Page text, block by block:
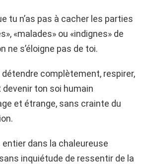
tu n’as pas à cacher les parties
«malades» ou «indignes» de
ne s’éloigne pas de toi.
complètement, respirer,
ton soi humain
et étrange, sans crainte du
dans la chaleureuse
inquiétude de ressentir de la